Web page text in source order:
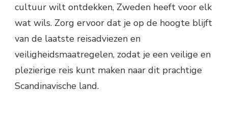
cultuur wilt ontdekken, Zweden heeft voor elk
wat wils. Zorg ervoor dat je op de hoogte blijft
van de laatste reisadviezen en
veiligheidsmaatregelen, zodat je een veilige en
plezierige reis kunt maken naar dit prachtige
Scandinavische land.